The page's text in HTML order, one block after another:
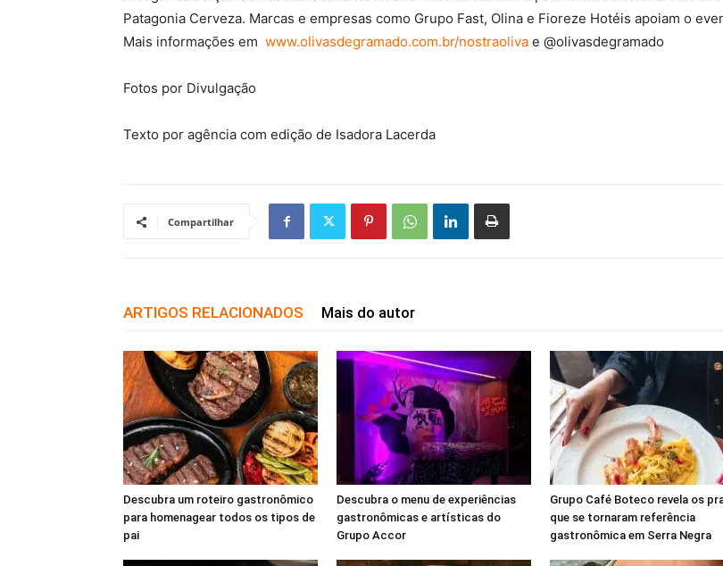
Patagonia Cerveza. Marcas e empresas como Grupo Fast, Olina e Fioreze Hotéis apoiam o
Mais informações em www.olivasdegramado.com.br/nostraoliva e @olivasdegramado
Fotos por Divulgação
Texto por agência com edição de Isadora Lacerda
Compartilhar
ARTIGOS RELACIONADOS Mais do autor
Descubra um roteiro gastronômico
para homenagear todos os tipos de
pai
Descubra o menu de experiências
gastronômicas e artísticas do
Grupo Accor
Grupo Café Boteco revela os
que se tornaram referência
gastronômica em Serra Negra